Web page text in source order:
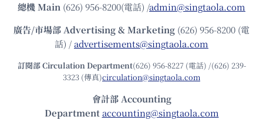
總機Main (626) 956-8200(電話) /admin@singtaola.com
廣告/市場部Advertising & Marketing (626) 956-8200 (電
話) /advertisements@singtaola.com
訂閱部 Circulation Department(626) 956-8227 (電話) /(626) 239-
3323 (傳真)circulation@singtaola.com
會計部 Accounting
Department accounting@singtaola.com